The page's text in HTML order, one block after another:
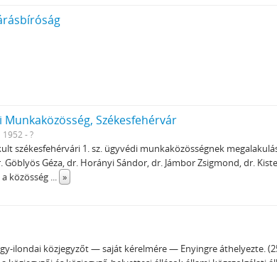
Munkaközösség, Székesfehérvár
1952 - ?
székesfehérvári 1. sz. ügyvédi munkaközösségnek
Göblyös Géza, dr. Horányi Sándor, dr. Jámbor Zsigmond, dr.
közösség ... »
ilondai közjegyzőt — saját kérelmére — Enyingre áthelyezte.